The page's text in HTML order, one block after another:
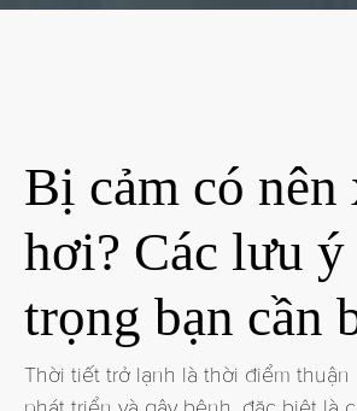
Bị cảm có nên
hơi? Các lưu ý
trọng bạn cần
Thời tiết trở lạnh là thời điểm thuận